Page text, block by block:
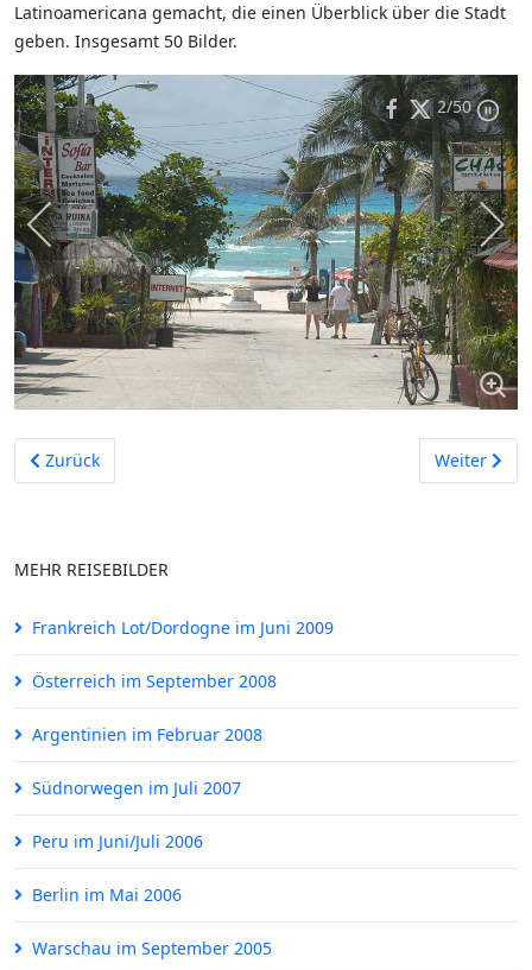
Latinoamericana gemacht, die einen Überblick über die Stadt
geben. Insgesamt 50 Bilder.
2/50
Vorheriger Beitrag: Bern im Juli 2003
Zurück Nächster
Weiter
MEHR REISEBILDER
Frankreich Lot/Dordogne im Juni 2009
Österreich im September 2008
Argentinien im Februar 2008
Südnorwegen im Juli 2007
Peru im Juni/Juli 2006
Berlin im Mai 2006
Warschau im September 2005